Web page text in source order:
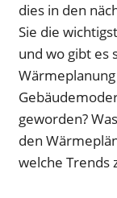
dies in den
Sie die
und wo gibt es
geworden?
den
welche Trends